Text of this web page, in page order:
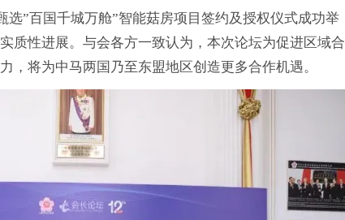
”百国千城万舱”智能菇房项目签约及授权仪式成功举
质性进展。与会各方一致认为，本次论坛为促进区域合
，将为中马两国乃至东盟地区创造更多合作机遇。